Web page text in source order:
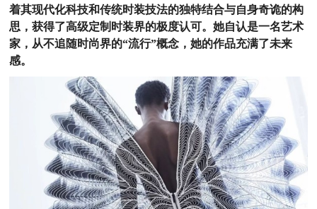
着其现代化科技和传统时装技法的独特结合与自身奇诡的构
思，获得了高级定制时装界的极度认可。她自认是一名艺术
家，从不追随时尚界的“流行”概念，她的作品充满了未来
感。